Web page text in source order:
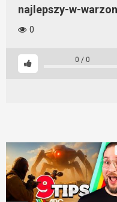
najlepszy-w-
0
0 / 0